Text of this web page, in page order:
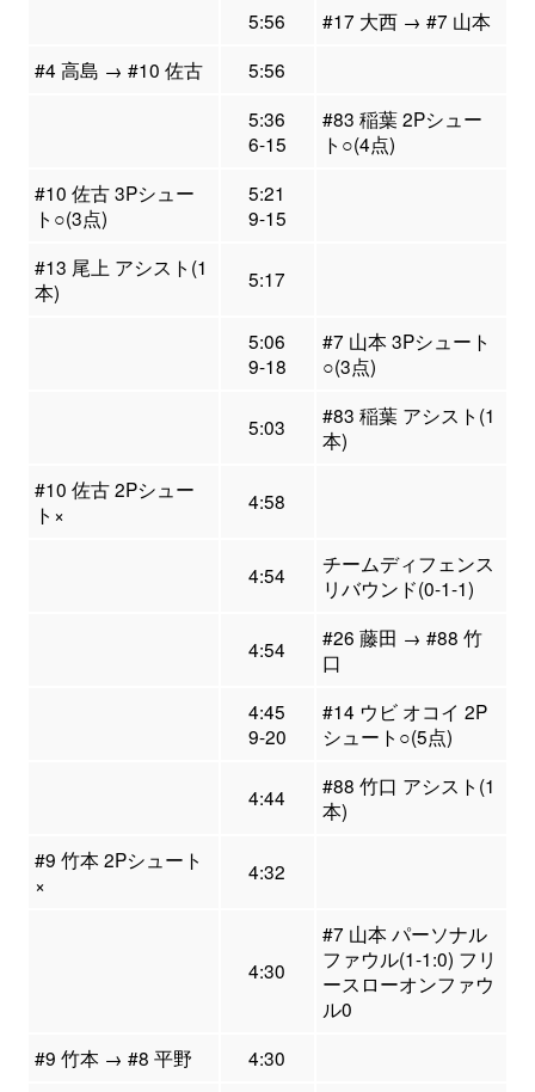
5:56
#17 大西 → #7 山本
#4 高島 → #10 佐古
5:56
5:36
6-15
#83 稲葉 2Pシュー
ト○(4点)
#10 佐古 3Pシュー
ト○(3点)
5:21
9-15
#13 尾上 アシスト(1
本)
5:17
5:06
9-18
#7 山本 3Pシュート
○(3点)
5:03
#83 稲葉 アシスト(1
本)
#10 佐古 2Pシュー
ト×
4:58
4:54
チームディフェンス
リバウンド(0-1-1)
4:54
#26 藤田 → #88 竹
口
4:45
9-20
#14 ウビ オコイ 2P
シュート○(5点)
4:44
#88 竹口 アシスト(1
本)
#9 竹本 2Pシュート
×
4:32
4:30
#7 山本 パーソナル
ファウル(1-1:0) フリ
ースローオンファウ
ル0
#9 竹本 → #8 平野
4:30